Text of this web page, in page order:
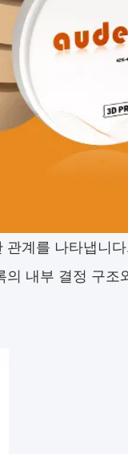
계를 나타냅니
내부 결정 구조